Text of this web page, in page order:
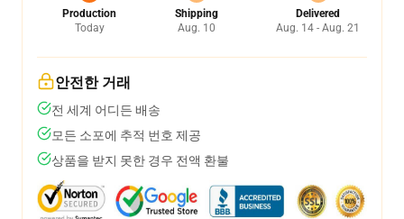
Production
Today
Shipping
Aug. 10
Delivered
Aug. 14 - Aug. 21
안전한 거래
전 세계 어디든 배송
모든 소포에 추적 번호 제공
상품을 받지 못한 경우 전액 환불